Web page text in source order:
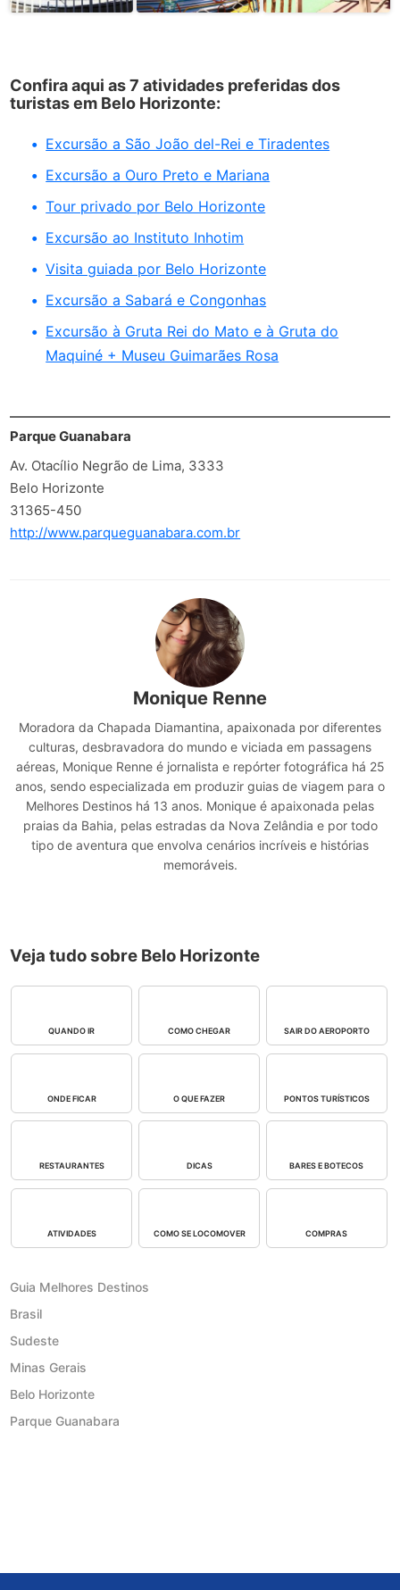
Confira aqui as 7 atividades preferidas dos
turistas em Belo Horizonte:
Excursão a São João del-Rei e Tiradentes
Excursão a Ouro Preto e Mariana
Tour privado por Belo Horizonte
Excursão ao Instituto Inhotim
Visita guiada por Belo Horizonte
Excursão a Sabará e Congonhas
Excursão à Gruta Rei do Mato e à Gruta do
Maquiné + Museu Guimarães Rosa
Parque Guanabara
Av. Otacílio Negrão de Lima, 3333
Belo Horizonte
31365-450
http://www.parqueguanabara.com.br
Monique Renne
Moradora da Chapada Diamantina, apaixonada por diferentes
culturas, desbravadora do mundo e viciada em passagens
aéreas, Monique Renne é jornalista e repórter fotográfica há 25
anos, sendo especializada em produzir guias de viagem para o
Melhores Destinos há 13 anos. Monique é apaixonada pelas
praias da Bahia, pelas estradas da Nova Zelândia e por todo
tipo de aventura que envolva cenários incríveis e histórias
memoráveis.
Veja tudo sobre Belo Horizonte
QUANDO IR COMO CHEGAR SAIR DO AEROPORTO
ONDE FICAR O QUE FAZER PONTOS TURÍSTICOS
RESTAURANTES DICAS BARES E BOTECOS
ATIVIDADES COMO SE LOCOMOVER COMPRAS
Guia Melhores Destinos
Brasil
Sudeste
Minas Gerais
Belo Horizonte
Parque Guanabara